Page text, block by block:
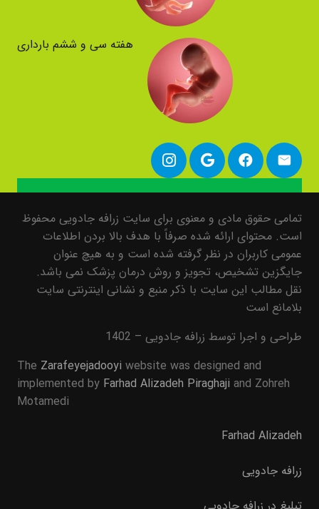
هفته سی و ششم بارداری
تمامی حقوق مادی و معنوی برای سایت زرافه جادویی محفوظ
است. محتوای ارائه شده صرفاً با هدف بالا بردن اطلاعات
عمومی کاربران در نظر گرفته شده است و به هیچ عنوان
جایگزین تشخیص، تجویز و روش درمان پزشک نمی باشد.
نقل مطالب این سایت با ذکر منبع و نشانی اینترنتی سایت
بلامانع است
طراحی و اجرا توسط زرافه جادویی – 1402
The Zarafeyejadooyi website was designed and
implemented by Farhad Alizadeh Piraghaji and Zohreh
Motamedi
Farhad Alizadeh
زرافه جادویی